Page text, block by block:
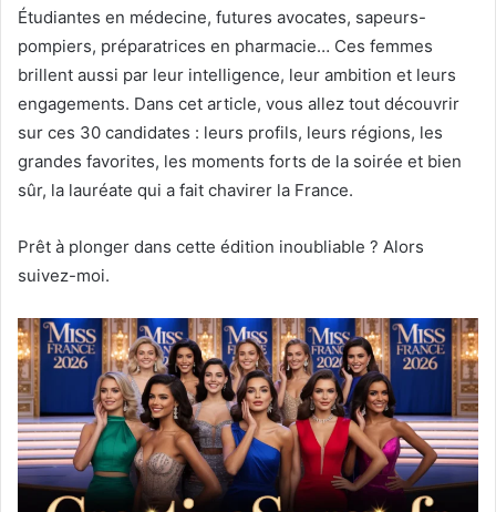
Étudiantes en médecine, futures avocates, sapeurs-
pompiers, préparatrices en pharmacie… Ces femmes
brillent aussi par leur intelligence, leur ambition et leurs
engagements. Dans cet article, vous allez tout découvrir
sur ces 30 candidates : leurs profils, leurs régions, les
grandes favorites, les moments forts de la soirée et bien
sûr, la lauréate qui a fait chavirer la France.
Prêt à plonger dans cette édition inoubliable ? Alors
suivez-moi.